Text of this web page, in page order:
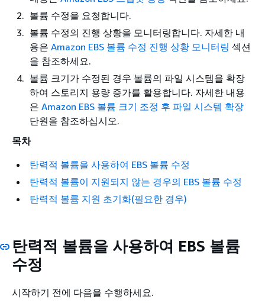
볼륨 수정을 요청합니다.
볼륨 수정의 진행 상황을 모니터링합니다. 자세한 내
용은 Amazon EBS 볼륨 수정 진행 상황 모니터링 섹션
을 참조하세요.
볼륨 크기가 수정된 경우 볼륨의 파일 시스템을 확장
하여 스토리지 용량 증가를 활용합니다. 자세한 내용
은 Amazon EBS 볼륨 크기 조정 후 파일 시스템 확장
단원을 참조하십시오.
목차
탄력적 볼륨을 사용하여 EBS 볼륨 수정
탄력적 볼륨이 지원되지 않는 경우의 EBS 볼륨 수정
탄력적 볼륨 지원 초기화(필요한 경우)
탄력적 볼륨을 사용하여 EBS 볼륨
수정
시작하기 전에 다음을 수행하세요.